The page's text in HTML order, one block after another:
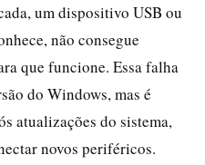
um dispositivo USB ou
não consegue
que funcione. Essa falha
do Windows, mas é
atualizações do sistema,
novos periféricos.